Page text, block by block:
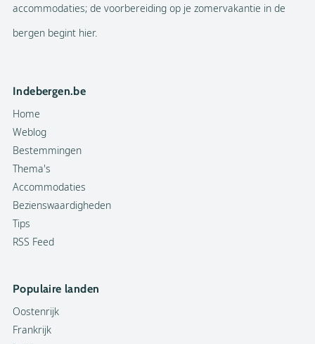
accommodaties; de voorbereiding op je zomervakantie in de
bergen begint hier.
Indebergen.be
Home
Weblog
Bestemmingen
Thema's
Accommodaties
Bezienswaardigheden
Tips
RSS Feed
Populaire landen
Oostenrijk
Frankrijk